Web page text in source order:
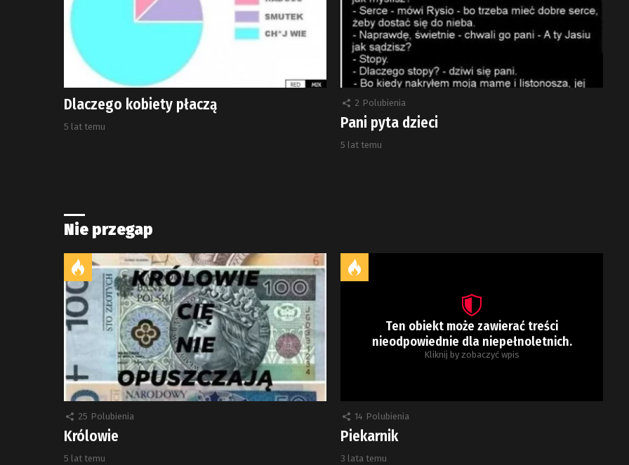
Dlaczego kobiety płaczą
5 lat temu
2 Polubienia
Pani pyta dzieci
5 lat temu
Nie przegap
25 Polubienia
Królowie
5 lat temu
Ten obiekt może zawierać treści
nieodpowiednie dla niepełnoletnich.
Kliknij by zobaczyć wpis
14 Polubienia
Piekarnik
3 lata temu